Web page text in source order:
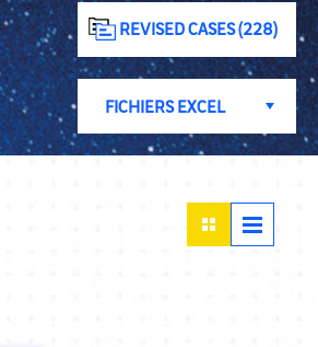
REVISED CASES (228)